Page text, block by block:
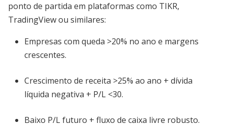
ponto de partida em plataformas como TIKR,
TradingView ou similares:
Empresas com queda >20% no ano e margens
crescentes.
Crescimento de receita >25% ao ano + dívida
líquida negativa + P/L <30.
Baixo P/L futuro + fluxo de caixa livre robusto.